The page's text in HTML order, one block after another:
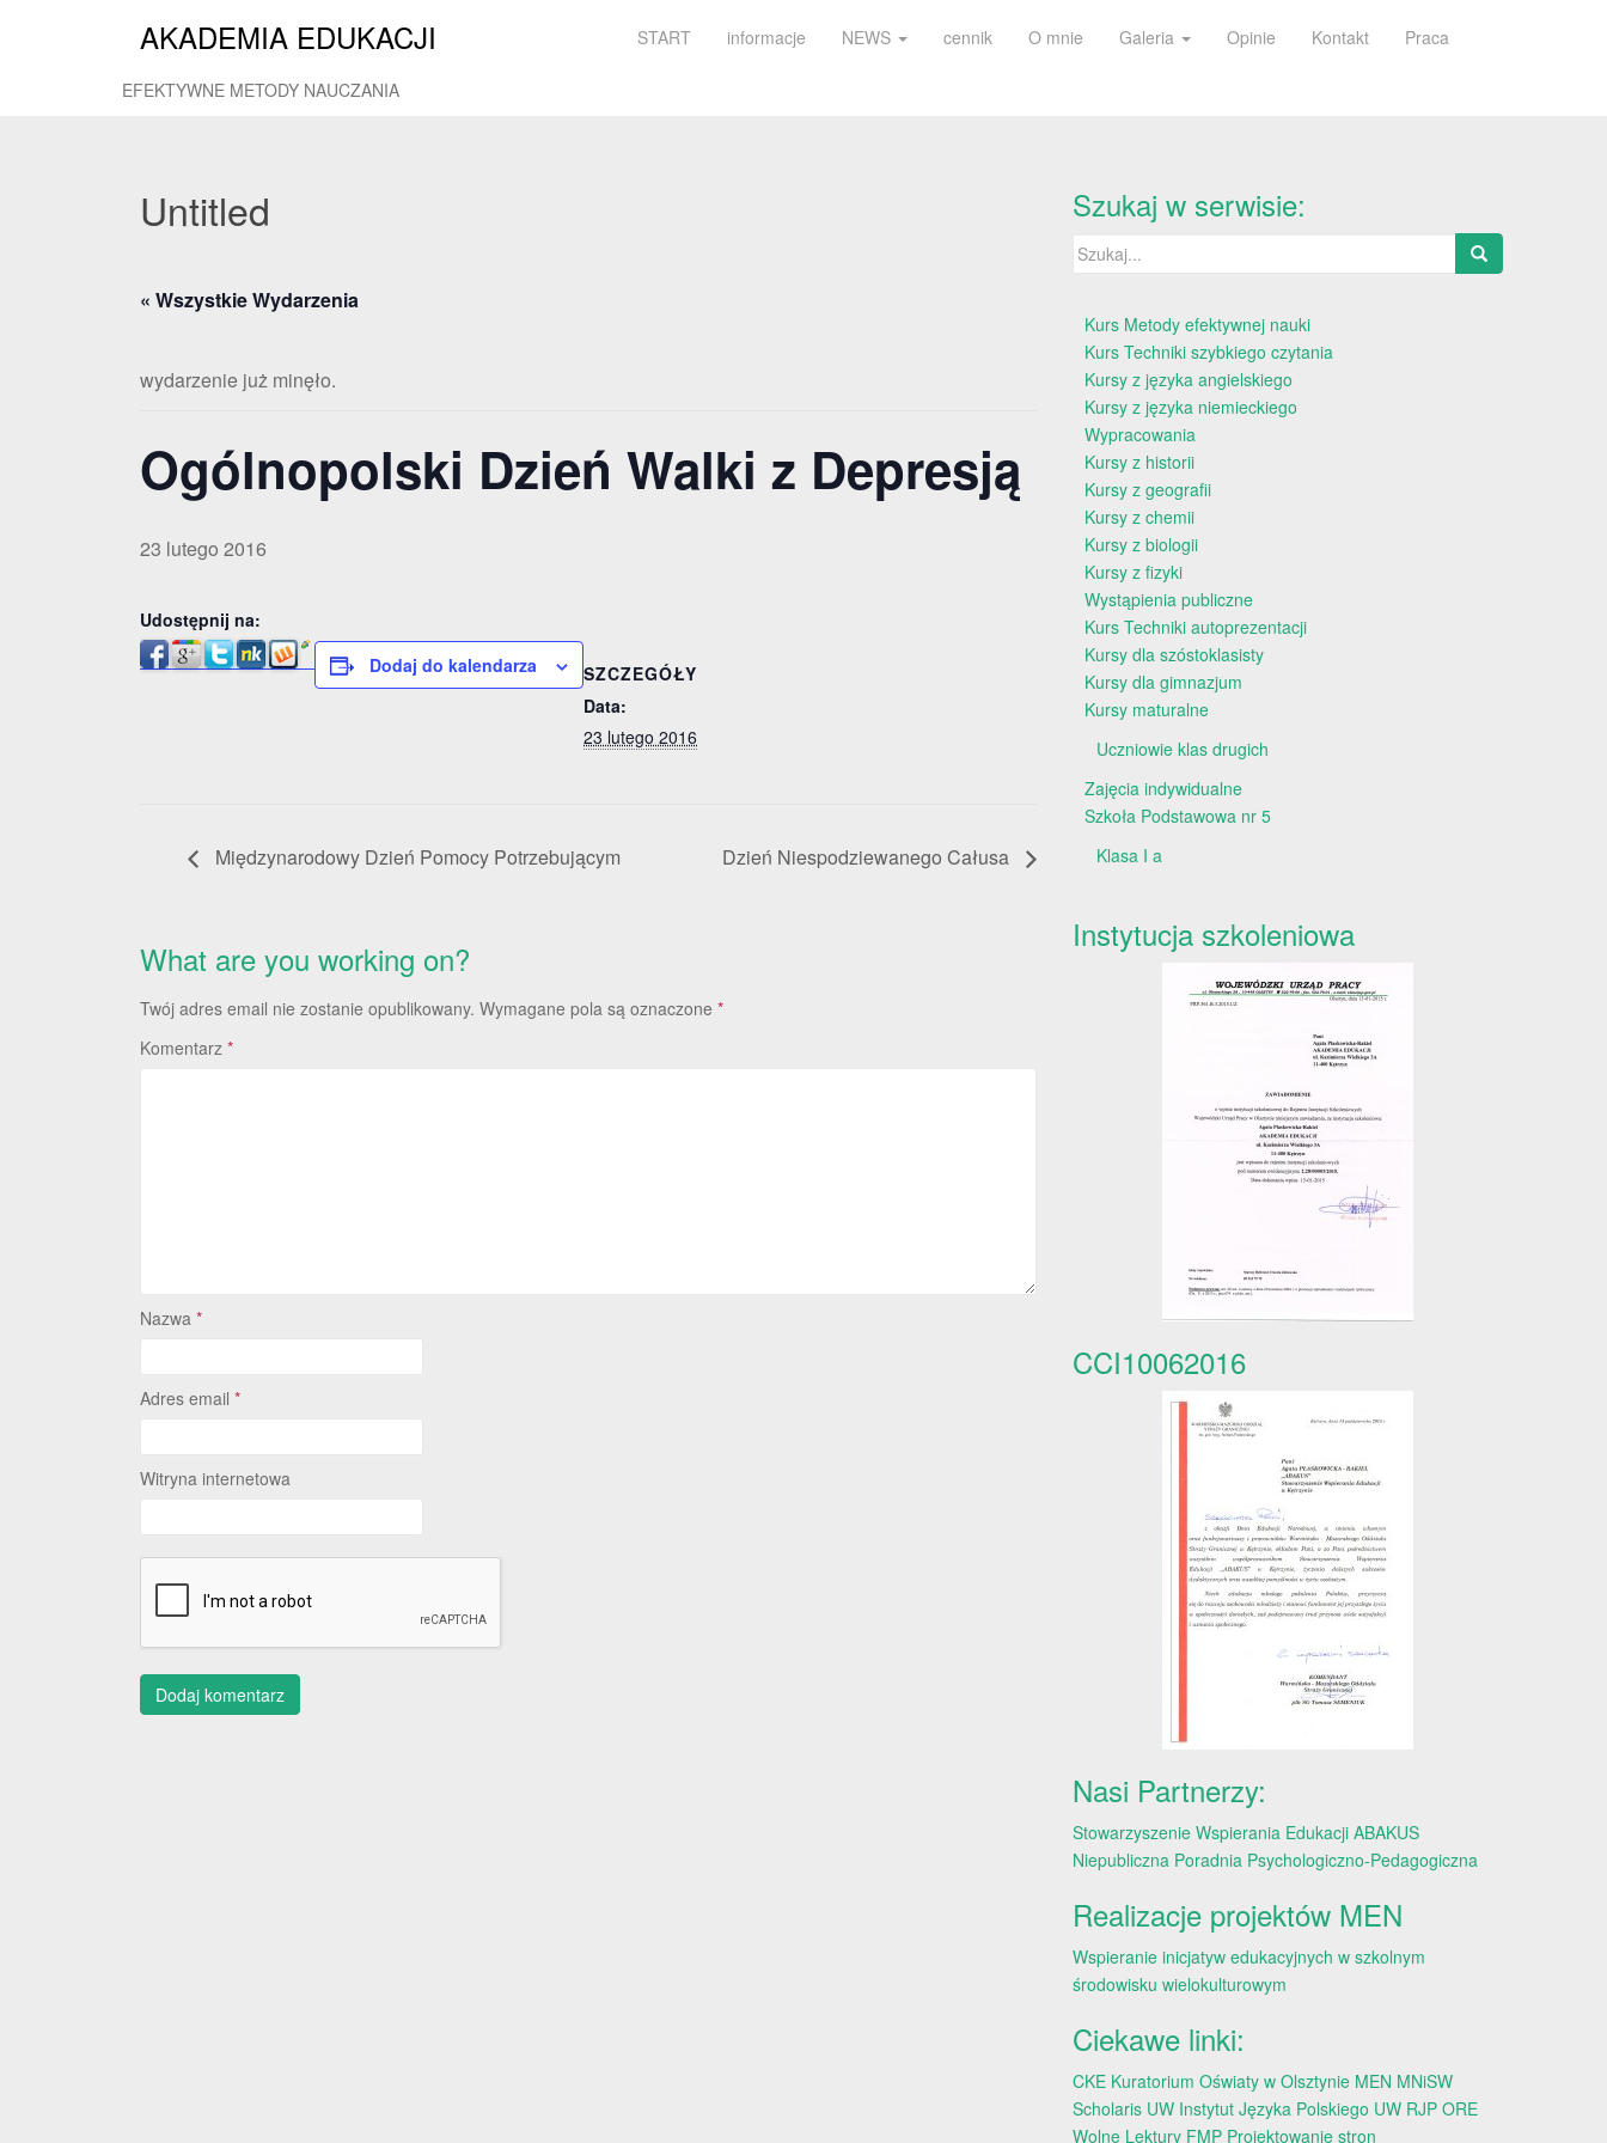
AKADEMIA EDUKACJI
EFEKTYWNE METODY NAUCZANIA
START informacje NEWS cennik O mnie Galeria Opinie Kontakt Praca
Untitled
« Wszystkie Wydarzenia
wydarzenie już minęło.
Ogólnopolski Dzień Walki z Depresją
23 lutego 2016
Udostępnij na:
Dodaj do kalendarza
SZCZEGÓŁY
Data:
23 lutego 2016
Międzynarodowy Dzień Pomocy Potrzebującym Dzień Niespodziewanego Całusa
What are you working on?
Twój adres email nie zostanie opublikowany. Wymagane pola są oznaczone *
Komentarz *
Nazwa *
Adres email *
Witryna internetowa
Szukaj w serwisie:
Szukaj:
Kurs Metody efektywnej nauki
Kurs Techniki szybkiego czytania
Kursy z języka angielskiego
Kursy z języka niemieckiego
Wypracowania
Kursy z historii
Kursy z geografii
Kursy z chemii
Kursy z biologii
Kursy z fizyki
Wystąpienia publiczne
Kurs Techniki autoprezentacji
Kursy dla szóstoklasisty
Kursy dla gimnazjum
Kursy maturalne
Uczniowie klas drugich
Zajęcia indywidualne
Szkoła Podstawowa nr 5
Klasa I a
Instytucja szkoleniowa
CCI10062016
Nasi Partnerzy:
Stowarzyszenie Wspierania Edukacji ABAKUS
Niepubliczna Poradnia Psychologiczno-Pedagogiczna
Realizacje projektów MEN
Wspieranie inicjatyw edukacyjnych w szkolnym
środowisku wielokulturowym
Ciekawe linki:
CKE Kuratorium Oświaty w Olsztynie MEN MNiSW
Scholaris UW Instytut Języka Polskiego UW RJP ORE
Wolne Lektury FMP Projektowanie stron